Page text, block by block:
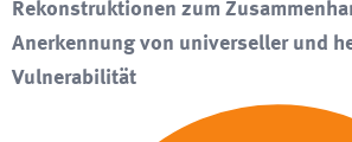
Rekonstruktionen zum
Anerkennung von universeller und
Vulnerabilität